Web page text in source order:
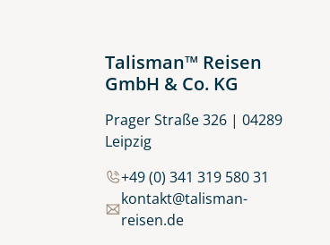
Talisman™ Reisen
GmbH & Co. KG
Prager Straße 326 | 04289
Leipzig
+49 (0) 341 319 580 31
kontakt@talisman-
reisen.de